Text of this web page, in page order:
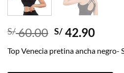
S/60.00 Original
was:
S/ 42.90
is:
Top Venecia pretina ancha negro-